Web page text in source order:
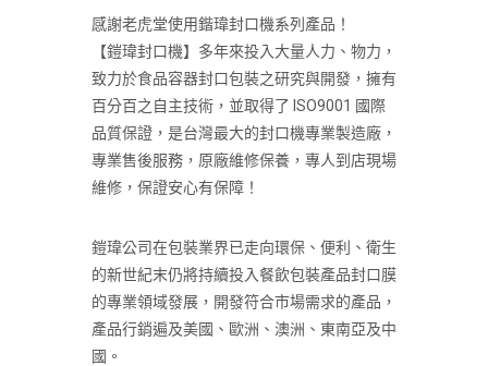
感謝老虎堂使用鍇瑋封口機系列產品！
【鎧瑋封口機】多年來投入大量人力、物力，
致力於食品容器封口包裝之研究與開發，擁有
百分百之自主技術，並取得了 ISO9001 國際
品質保證，是台灣最大的封口機專業製造廠，
專業售後服務，原廠維修保養，專人到店現場
維修，保證安心有保障！
鎧瑋公司在包裝業界已走向環保、便利、衛生
的新世紀末仍將持續投入餐飲包裝產品封口膜
的專業領域發展，開發符合市場需求的產品，
產品行銷遍及美國、歐洲、澳洲、東南亞及中
國。